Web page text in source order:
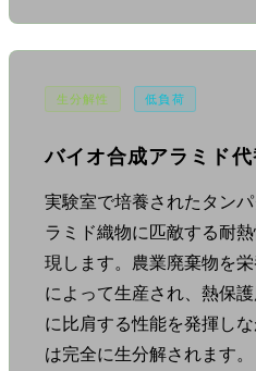
生分解性 低負荷
バイオ合成アラミド
実験室で培養されたタン
ラミド織物に匹敵する耐
現します。農業廃棄物を
によって生産され、熱保
に比肩する性能を発揮し
は完全に生分解されます。